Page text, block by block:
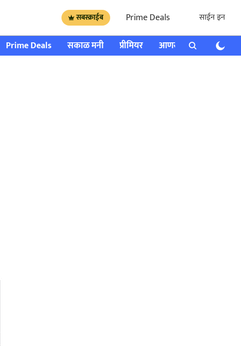
सबस्क्राईब Prime Deals साईन इन
Prime Deals सकाळ मनी प्रीमियर आणखी राशी भविष्य